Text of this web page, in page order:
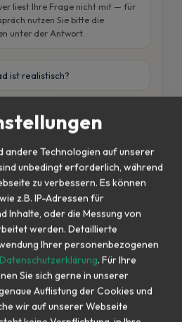
liest Ihre Frage nicht mit — für
nutzen Sie bitte die
unter der Antwort.
ist realistisch?
§45b?
ärztliche oder rechtliche Beratung. Bei
Bereitschaftsdienst 116 117.
andere Technologien auf unserer
unbedingt erforderlich, während
zu verbessern. Es können
z.B. IP-Adressen für
Inhalte, oder die Messung von
werden. Detaillierte
Ihrer personenbezogenen
Datenschutzerklärung. Für Ihre
Sie sich gerne in unserer
Auflistung der Cookies und
wir auf unserer Webseite